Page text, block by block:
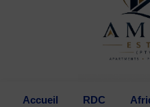
Accueil RDC